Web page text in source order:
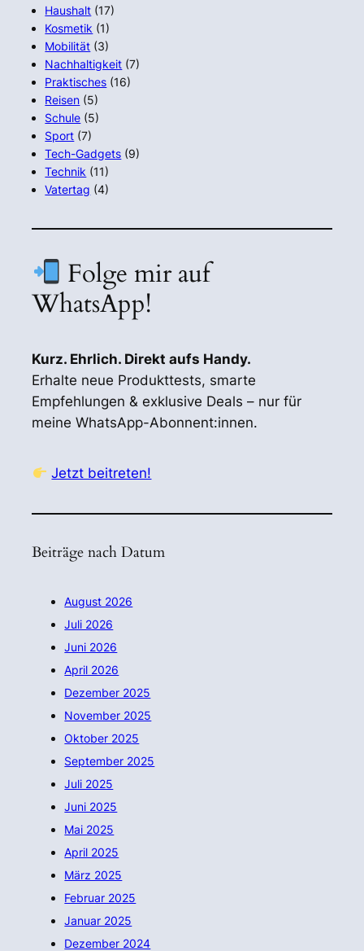
Haushalt (17)
Kosmetik (1)
Mobilität (3)
Nachhaltigkeit (7)
Praktisches (16)
Reisen (5)
Schule (5)
Sport (7)
Tech-Gadgets (9)
Technik (11)
Vatertag (4)
Folge mir auf
WhatsApp!
Kurz. Ehrlich. Direkt aufs Handy.
Erhalte neue Produkttests, smarte
Empfehlungen & exklusive Deals – nur für
meine WhatsApp-Abonnent:innen.
Jetzt beitreten!
Beiträge nach Datum
August 2026
Juli 2026
Juni 2026
April 2026
Dezember 2025
November 2025
Oktober 2025
September 2025
Juli 2025
Juni 2025
Mai 2025
April 2025
März 2025
Februar 2025
Januar 2025
Dezember 2024